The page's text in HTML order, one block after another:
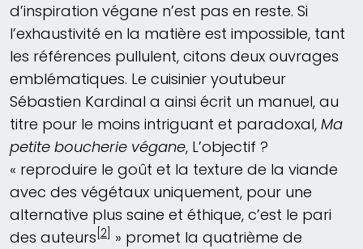
d’inspiration végane n’est pas en reste. Si
l’exhaustivité en la matière est impossible, tant
les références pullulent, citons deux ouvrages
emblématiques. Le cuisinier youtubeur
Sébastien Kardinal a ainsi écrit un manuel, au
titre pour le moins intriguant et paradoxal, Ma
petite boucherie végane, L’objectif ?
« reproduire le goût et la texture de la viande
avec des végétaux uniquement, pour une
alternative plus saine et éthique, c’est le pari
des auteurs [2] » promet la quatrième de